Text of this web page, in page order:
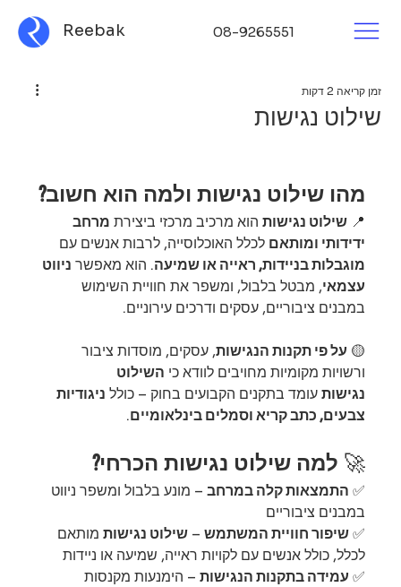
08-9265551
Reebak
שילוט נגישות
זמן קריאה 2 דקות
מהו שילוט נגישות ולמה הוא חשוב?
📍 שילוט נגישות הוא מרכיב מרכזי ביצירת מרחב
ידידותי ומותאם לכלל האוכלוסייה, לרבות אנשים עם
מוגבלות בניידות, ראייה או שמיעה. הוא מאפשר ניווט
עצמאי, מבטל בלבול, ומשפר את חוויית השימוש
במבנים ציבוריים, עסקים ודרכים עירוניים.
🟡 על פי תקנות הנגישות, עסקים, מוסדות ציבור
ורשויות מקומיות מחויבים לוודא כי השילוט
נגישות עומד בתקנים הקבועים בחוק – כולל ניגודיות
צבעים, כתב קריא וסמלים בינלאומיים.
🚀 למה שילוט נגישות הכרחי?
✅ התמצאות קלה במרחב – מונע בלבול ומשפר ניווט
במבנים ציבוריים
✅ שיפור חוויית המשתמש – שילוט נגישות מותאם
לכלל, כולל אנשים עם לקויות ראייה, שמיעה או ניידות
✅ עמידה בתקנות הנגישות – הימנעות מקנסות